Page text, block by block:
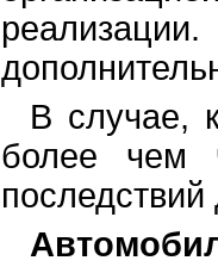
В случае,
более чем